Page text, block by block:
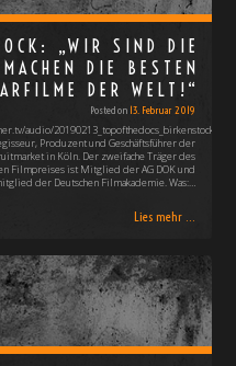
„WIR SIND DIE
DIE BESTEN
DER WELT!“
Posted on 13. Februar 2019
audio/
Produzent und Geschäftsführer der
in Köln. Der zweifache Träger des
Filmpreises ist Mitglied der AG DOK und
der Deutschen Filmakademie. Was:…
Lies mehr ...